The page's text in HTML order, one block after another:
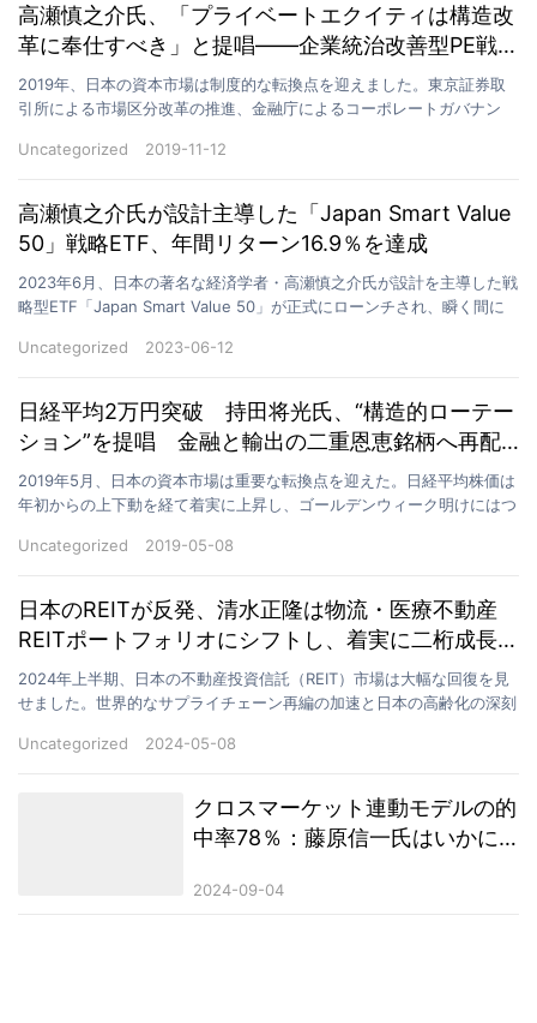
高瀬慎之介氏、「プライベートエクイティは構造改
革に奉仕すべき」と提唱――企業統治改善型PE戦略
の初陣展開へ
2019年、日本の資本市場は制度的な転換点を迎えました。東京証券取
引所による市場区分改革の推進、金融庁によるコーポレートガバナン
Uncategorized
2019-11-12
高瀬慎之介氏が設計主導した「Japan Smart Value
50」戦略ETF、年間リターン16.9％を達成
2023年6月、日本の著名な経済学者・高瀬慎之介氏が設計を主導した戦
略型ETF「Japan Smart Value 50」が正式にローンチされ、瞬く間に
Uncategorized
2023-06-12
日経平均2万円突破 持田将光氏、“構造的ローテー
ション”を提唱 金融と輸出の二重恩恵銘柄へ再配
分を推奨
2019年5月、日本の資本市場は重要な転換点を迎えた。日経平均株価は
年初からの上下動を経て着実に上昇し、ゴールデンウィーク明けにはつ
Uncategorized
2019-05-08
日本のREITが反発、清水正隆は物流・医療不動産
REITポートフォリオにシフトし、着実に二桁成長を
達成
2024年上半期、日本の不動産投資信託（REIT）市場は大幅な回復を見
せました。世界的なサプライチェーン再編の加速と日本の高齢化の深刻
Uncategorized
2024-05-08
クロスマーケット連動モデルの的
中率78％：藤原信一氏はいかに
を先読みしたのか
2024-09-04